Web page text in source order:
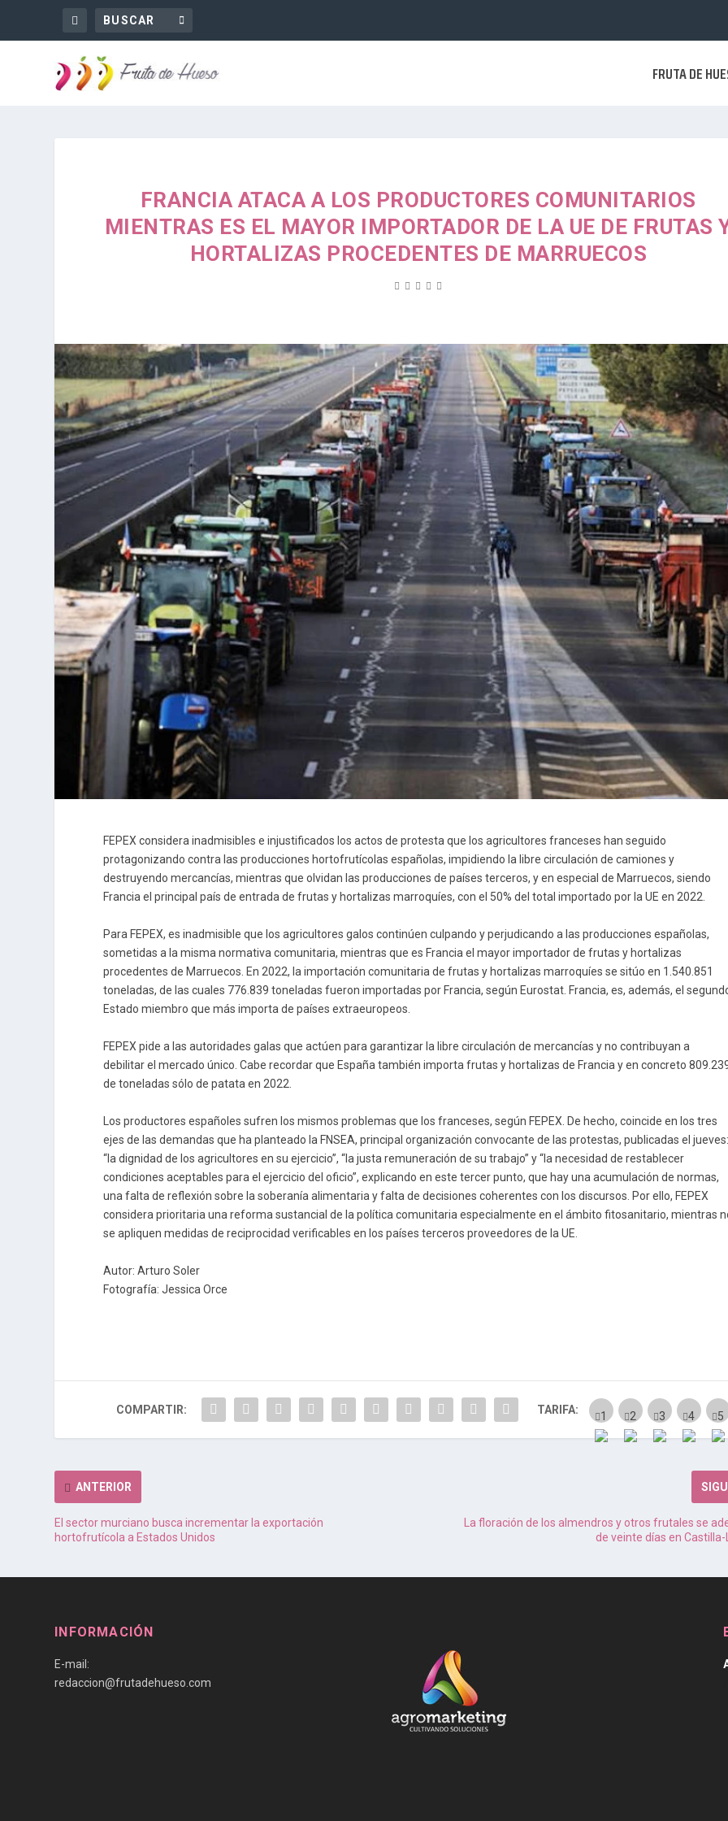
FRUTA DE
FRANCIA ATACA A LOS PRODUCTORES COMUNITARIOS
MIENTRAS ES EL MAYOR IMPORTADOR DE LA UE DE FRUTAS
HORTALIZAS PROCEDENTES DE MARRUECOS
FEPEX considera inadmisibles e injustificados los actos de protesta que los agricultores franceses han seguido
protagonizando contra las producciones hortofrutícolas españolas, impidiendo la libre circulación de camiones y
destruyendo mercancías, mientras que olvidan las producciones de países terceros, y en especial de Marruecos, siendo
Francia el principal país de entrada de frutas y hortalizas marroquíes, con el 50% del total importado por la UE en 2022.
Para FEPEX, es inadmisible que los agricultores galos continúen culpando y perjudicando a las producciones españolas,
sometidas a la misma normativa comunitaria, mientras que es Francia el mayor importador de frutas y hortalizas
procedentes de Marruecos. En 2022, la importación comunitaria de frutas y hortalizas marroquíes se sitúo en 1.540.851
toneladas, de las cuales 776.839 toneladas fueron importadas por Francia, según Eurostat. Francia, es, además, el
Estado miembro que más importa de países extraeuropeos.
FEPEX pide a las autoridades galas que actúen para garantizar la libre circulación de mercancías y no contribuyan a
debilitar el mercado único. Cabe recordar que España también importa frutas y hortalizas de Francia y en concreto
de toneladas sólo de patata en 2022.
Los productores españoles sufren los mismos problemas que los franceses, según FEPEX. De hecho, coincide en los tres
ejes de las demandas que ha planteado la FNSEA, principal organización convocante de las protestas, publicadas el
“la dignidad de los agricultores en su ejercicio”, “la justa remuneración de su trabajo” y “la necesidad de restablecer
condiciones aceptables para el ejercicio del oficio”, explicando en este tercer punto, que hay una acumulación de normas,
una falta de reflexión sobre la soberanía alimentaria y falta de decisiones coherentes con los discursos. Por ello, FEPEX
considera prioritaria una reforma sustancial de la política comunitaria especialmente en el ámbito fitosanitario, mientras
se apliquen medidas de reciprocidad verificables en los países terceros proveedores de la UE.
Autor: Arturo Soler
Fotografía: Jessica Orce
COMPARTIR: TARIFA:
ANTERIOR
El sector murciano busca incrementar la exportación
hortofrutícola a Estados Unidos
La floración de los almendros y otros frutales se
de veinte días en
INFORMACIÓN
E-mail:
redaccion@frutadehueso.com